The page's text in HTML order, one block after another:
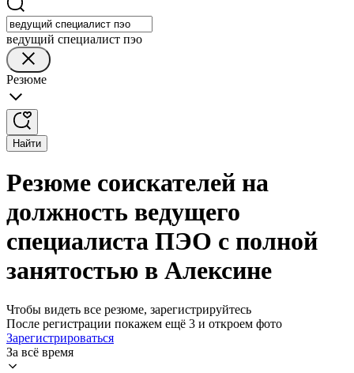
ведущий специалист пэо
Резюме
Найти
Резюме соискателей на
должность ведущего
специалиста ПЭО с полной
занятостью в Алексине
Чтобы видеть все резюме, зарегистрируйтесь
После регистрации покажем ещё 3 и откроем фото
Зарегистрироваться
За всё время